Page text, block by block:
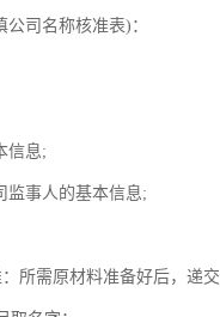
司名称核准表)：
信息;
监事人的基本信息;
所需原材料准备好后，递